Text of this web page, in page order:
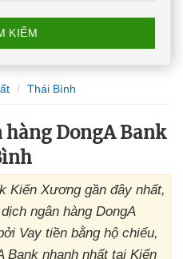
KIẾM
Thái Bình
DongA Bank
Kiến Xương gần đây nhất,
ngân hàng DongA
Vay tiền bằng hộ chiếu,
Bank nhanh nhất tại Kiến